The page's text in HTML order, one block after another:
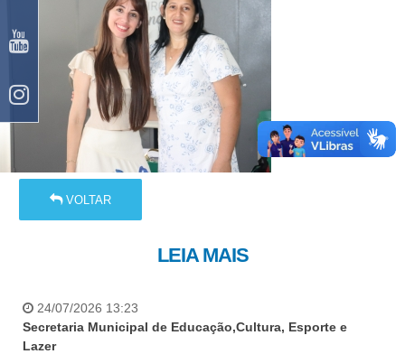
VOLTAR
LEIA MAIS
24/07/2026 13:23
Secretaria Municipal de Educação,Cultura, Esporte e
Lazer